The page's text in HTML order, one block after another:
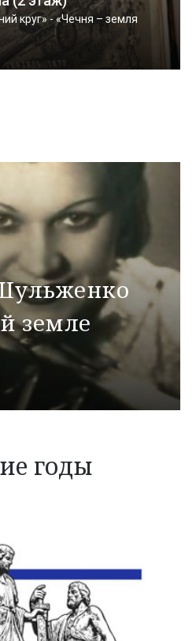
круг» - «Чечня – земля
земле
годы